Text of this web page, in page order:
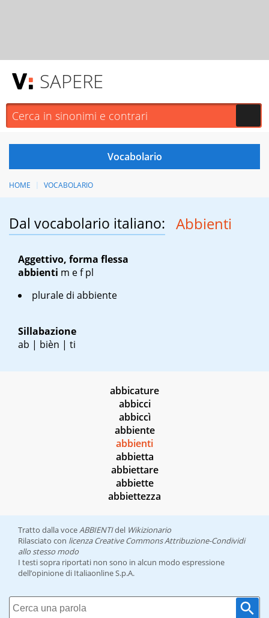
SAPERE
HOME VOCABOLARIO
Dal vocabolario italiano: Abbienti
Aggettivo, forma flessa
abbienti m ef pl
plurale di abbiente
Sillabazione
ab | bièn | ti
abbicature
abbicci
abbiccì
abbiente
abbienti
abbietta
abbiettare
abbiette
abbiettezza
Tratto dalla voceABBIENTIdel Wikizionario
Rilasciato con licenza Creative Commons Attribuzione-Condividi
allo stesso modo
I testi sopra riportati non sono in alcun modo espressione
dell’opinione di Italiaonline S.p.A.